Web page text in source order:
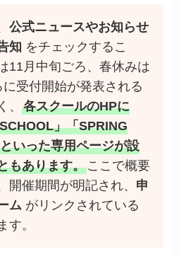
公式ニュースやお知らせ
知 をチェックするこ
11月中旬ごろ、春休みは
受付開始が発表される
、 各スクールのHPに
」「SPRING
いった専用ページが設
もあります。ここで概要
開催期間が明記され、 申
ム がリンクされている
す。